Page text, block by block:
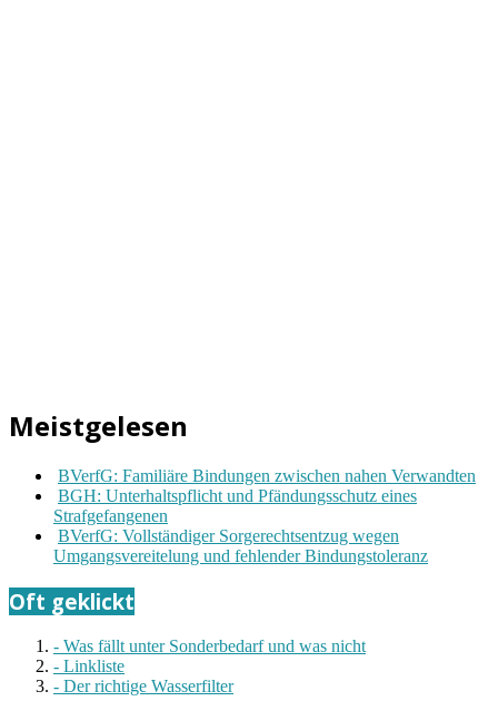
Meistgelesen
BVerfG: Familiäre Bindungen zwischen nahen Verwandten
BGH: Unterhaltspflicht und Pfändungsschutz eines
Strafgefangenen
BVerfG: Vollständiger Sorgerechtsentzug wegen
Umgangsvereitelung und fehlender Bindungstoleranz
Oft geklickt
- Was fällt unter Sonderbedarf und was nicht
- Linkliste
- Der richtige Wasserfilter